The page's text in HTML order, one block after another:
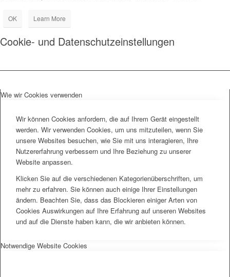
OK Learn More
Cookie- und Datenschutzeinstellungen
Wie wir Cookies verwenden
Wir können Cookies anfordern, die auf Ihrem Gerät eingestellt
werden. Wir verwenden Cookies, um uns mitzuteilen, wenn Sie
unsere Websites besuchen, wie Sie mit uns interagieren, Ihre
Nutzererfahrung verbessern und Ihre Beziehung zu unserer
Website anpassen.
Klicken Sie auf die verschiedenen Kategorienüberschriften, um
mehr zu erfahren. Sie können auch einige Ihrer Einstellungen
ändern. Beachten Sie, dass das Blockieren einiger Arten von
Cookies Auswirkungen auf Ihre Erfahrung auf unseren Websites
und auf die Dienste haben kann, die wir anbieten können.
Notwendige Website Cookies